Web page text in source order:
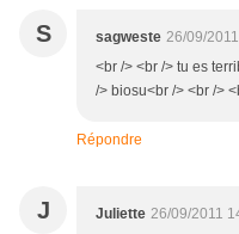
S sagweste 26/09/
<br /> <br /> tu es
/> biosu<br /> <br />
Répondre
J Juliette 26/09/2011